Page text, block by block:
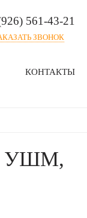
561-43-21
ЗВОНОК
КОНТАКТЫ
и УШМ,